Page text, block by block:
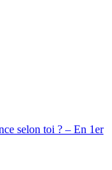
selon toi ? – En 1er